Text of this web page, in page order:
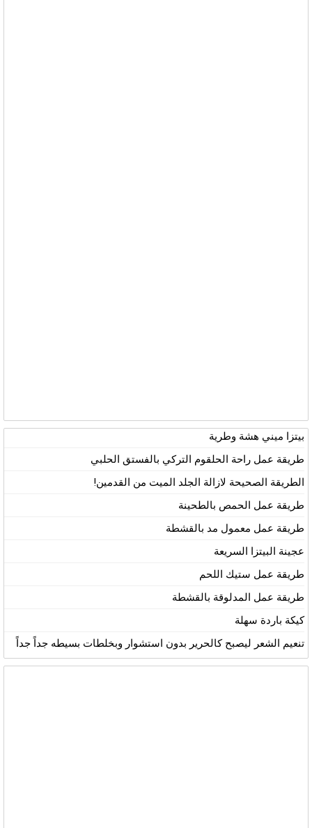
بيتزا ميني هشة وطرية
طريقة عمل راحة الحلقوم التركي بالفستق الحلبي
الطريقة الصحيحة لازالة الجلد الميت من القدمين!
طريقة عمل الحمص بالطحينة
طريقة عمل معمول مد بالقشطة
عجينة البيتزا السريعة
طريقة عمل ستيك اللحم
طريقة عمل المدلوقة بالقشطة
كيكة باردة سهلة
تنعيم الشعر ليصبح كالحرير بدون استشوار وبخلطات بسيطه جداً جداً